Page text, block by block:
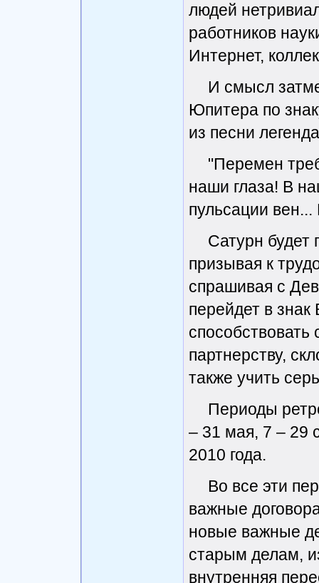
людей
работников
Интернет,
И смысл
Юпитера по
из песни
"Перемен
наши глаза! В
пульсации
Сатурн будет
призывая к
спрашивая с
перейдет в знак
партнерству,
также учить
Периоды
– 31 мая, 7 – 29
2010 года.
Во все эти
важные
новые важные
старым делам,
внутренняя